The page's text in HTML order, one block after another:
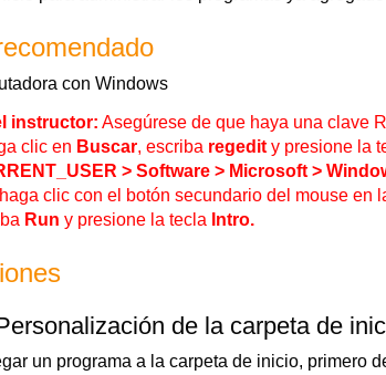
con Windows
instructor: Asegúrese de que haya una clave
clic en Buscar, escriba regedity presione la
> Software > Microsoft >
clic con el botón secundario del mouse en
Run y presione la tecla Intro.
de la carpeta de
un programa a la carpeta de inicio, primero